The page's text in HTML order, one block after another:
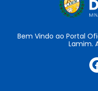
Bem Vindo ao Portal
Lamim.